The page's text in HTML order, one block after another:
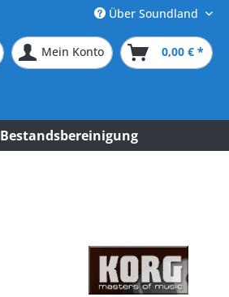
Über Soundland
Mein Konto 0,00 € *
Bestandsbereinigung